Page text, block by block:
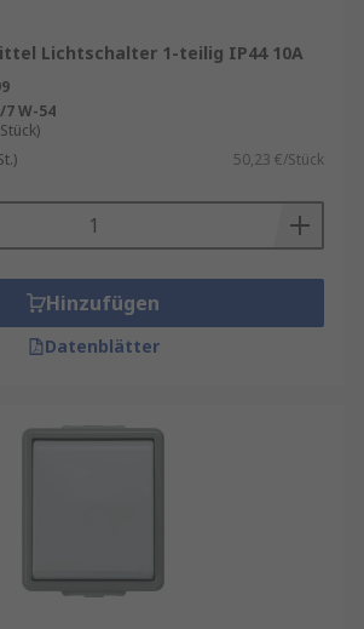
Lichtschalter 1-teilig IP44 10A
7 W-54
50,23 €/Stück
Hinzufügen
Datenblätter